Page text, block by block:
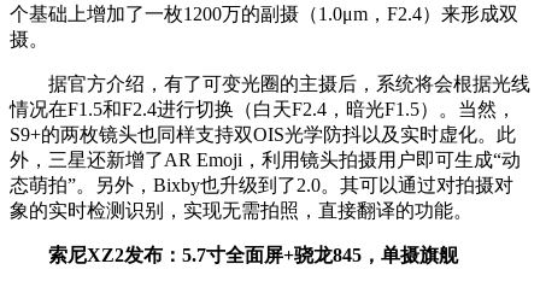
个基础上增加了一枚1200万的副摄（1.0μm，F2.4）来形成双
摄。
据官方介绍，有了可变光圈的主摄后，系统将会根据光线
情况在F1.5和F2.4进行切换（白天F2.4，暗光F1.5）。当然，
S9+的两枚镜头也同样支持双OIS光学防抖以及实时虚化。此
外，三星还新增了AR Emoji，利用镜头拍摄用户即可生成“动
态萌拍”。另外，Bixby也升级到了2.0。其可以通过对拍摄对
象的实时检测识别，实现无需拍照，直接翻译的功能。
索尼XZ2发布：5.7寸全面屏+骁龙845，单摄旗舰